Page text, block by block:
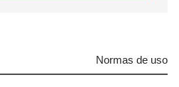
Normas de uso